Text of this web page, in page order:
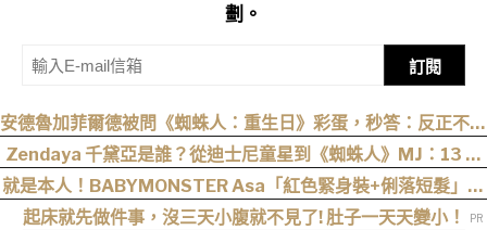
劃。
訂閱
安德魯加菲爾德被問《蜘蛛人：重生日》彩蛋，秒答：反正不是
我
Zendaya 千黛亞是誰？從迪士尼童星到《蜘蛛人》MJ：13 歲
出道後幾乎沒有完整休假
就是本人！BABYMONSTER Asa「紅色緊身裝+俐落短髮」與
艾達王相似度爆表，粉絲狂刷「ASA Wong」
起床就先做件事，沒三天小腹就不見了! 肚子一天天變小！